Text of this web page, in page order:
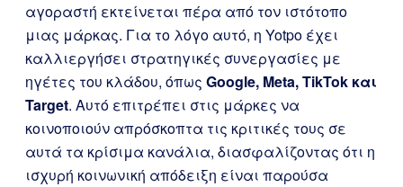
αγοραστή εκτείνεται πέρα από τον ιστότοπο
μιας μάρκας. Για το λόγο αυτό, η Yotpo έχει
καλλιεργήσει στρατηγικές συνεργασίες με
ηγέτες του κλάδου, όπως Google, Meta, TikTok και
Target. Αυτό επιτρέπει στις μάρκες να
κοινοποιούν απρόσκοπτα τις κριτικές τους σε
αυτά τα κρίσιμα κανάλια, διασφαλίζοντας ότι η
ισχυρή κοινωνική απόδειξη είναι παρούσα